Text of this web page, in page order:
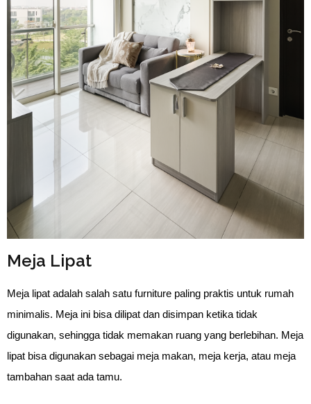
Meja Lipat
Meja lipat adalah salah satu furniture paling praktis untuk rumah
minimalis. Meja ini bisa dilipat dan disimpan ketika tidak
digunakan, sehingga tidak memakan ruang yang berlebihan. Meja
lipat bisa digunakan sebagai meja makan, meja kerja, atau meja
tambahan saat ada tamu.